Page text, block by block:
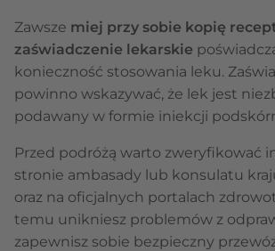
Zawsze miej przy sobie kopię
zaświadczenie lekarskie
konieczność stosowania leku.
powinno wskazywać, że lek jest
podawany w formie iniekcji
Przed podróżą warto zweryfikować
stronie ambasady lub konsulatu
oraz na oficjalnych portalach
temu unikniesz problemów z
zapewnisz sobie bezpieczny